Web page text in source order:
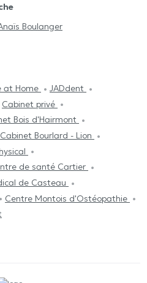
Boulanger
at Home
JADdent
Cabinet privé
Bois d'Hairmont
Cabinet Bourlard - Lion
de santé Cartier
de Casteau
Centre Μontois d'Ostéopathie